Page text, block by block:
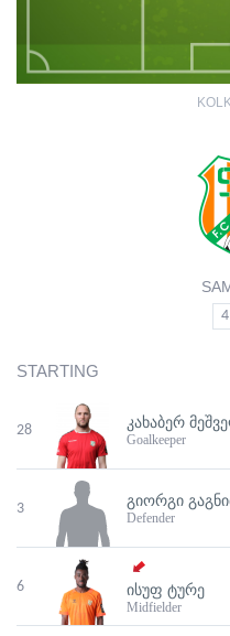
STARTING
28 ᲙᲐᲮᲐᲑᲔᲠ
Goalkeeper
3 ᲒᲘᲝᲠᲒᲘ
Defender
6 ᲘᲡᲣᲤ ᲢᲣᲠᲔ
Midfielder